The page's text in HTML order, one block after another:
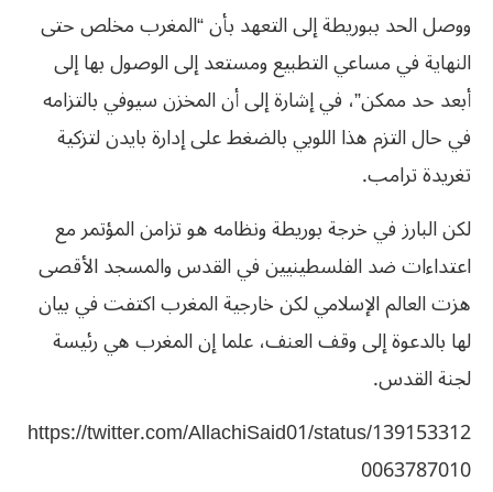
ووصل الحد ببوريطة إلى التعهد بأن “المغرب مخلص حتى
النهاية في مساعي التطبيع ومستعد إلى الوصول بها إلى
أبعد حد ممكن”، في إشارة إلى أن المخزن سيوفي بالتزامه
في حال التزم هذا اللوبي بالضغط على إدارة بايدن لتزكية
تغريدة ترامب.
لكن البارز في خرجة بوريطة ونظامه هو تزامن المؤتمر مع
اعتداءات ضد الفلسطينيين في القدس والمسجد الأقصى
هزت العالم الإسلامي لكن خارجية المغرب اكتفت في بيان
لها بالدعوة إلى وقف العنف، علما إن المغرب هي رئيسة
لجنة القدس.
https://twitter.com/AllachiSaid01/status/139153312
0063787010